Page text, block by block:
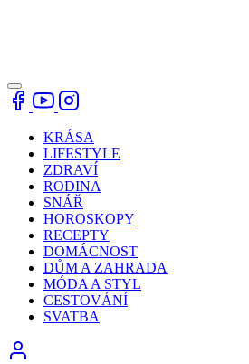
KRÁSA
LIFESTYLE
ZDRAVÍ
RODINA
SNÁŘ
HOROSKOPY
RECEPTY
DOMÁCNOST
DŮM A ZAHRADA
MÓDA A STYL
CESTOVÁNÍ
SVATBA